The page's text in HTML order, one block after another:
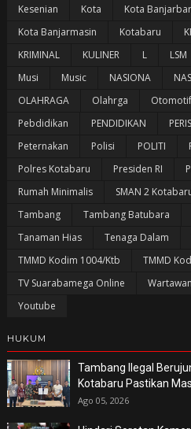
Kesenian
Kota Kota
Kota Banjarmasin
Kotabaru
KRIMINAL
KULINER L LSM
Musi
Music NASIONA
OLAHRAGA
Olahrga Otomotif
Pebdidikan
PENDIDIKAN
Peternakan
Polisi POLITI
Polres Kotabaru
Presiden RI
Rumah Minimalis
SMAN 2
Tambang
Tambang Batubara
Tanaman Hias
Tenaga Dalam
TMMD Kodim 1004/Ktb
TMMD
TV Suarabamega Online
Wartawan
Youtube
HUKUM
Tambang Ilegal
Kotabaru Pastikan
Ago 05, 2026